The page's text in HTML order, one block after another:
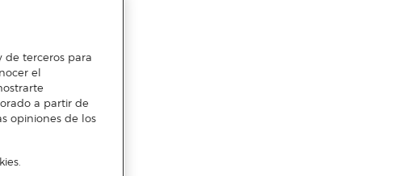
de terceros para
el
a partir de
opiniones de los